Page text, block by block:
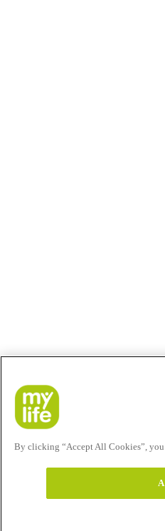
By clicking “Accept All Cookies”, you